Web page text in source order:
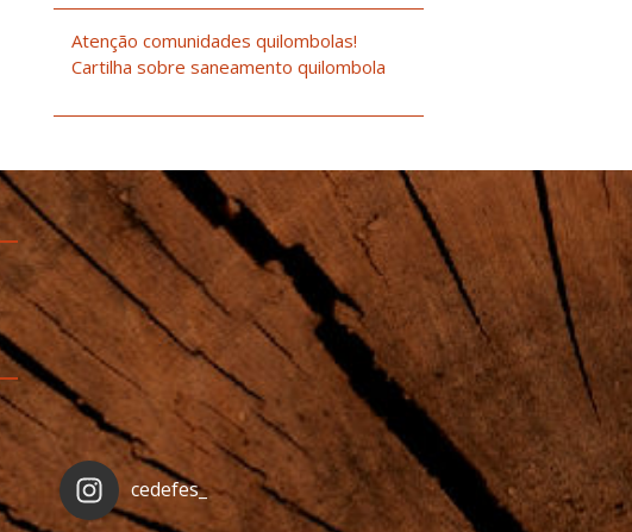
Atenção comunidades quilombolas!
Cartilha sobre saneamento quilombola
cedefes_